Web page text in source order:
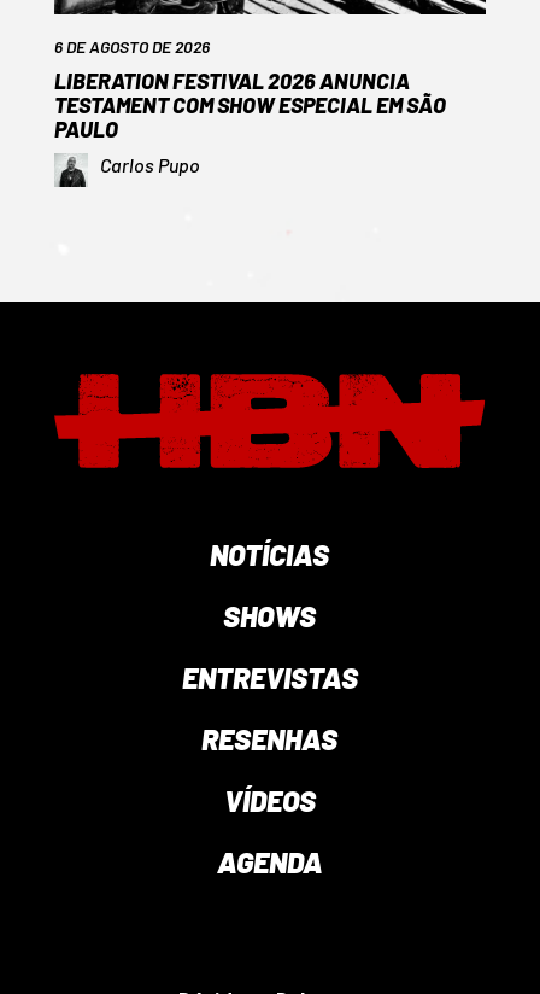
6 DE AGOSTO DE 2026
LIBERATION FESTIVAL 2026 ANUNCIA
TESTAMENT COM SHOW ESPECIAL EM SÃO
PAULO
Carlos Pupo
NOTÍCIAS
SHOWS
ENTREVISTAS
RESENHAS
VÍDEOS
AGENDA